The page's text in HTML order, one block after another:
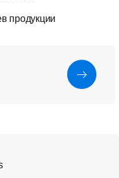
продукции